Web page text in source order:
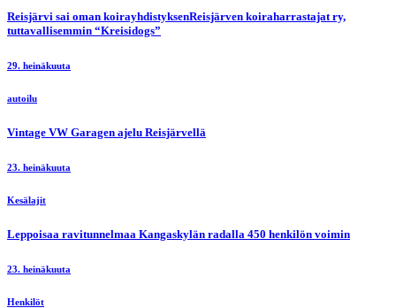
Reisjärvi sai oman koirayhdistyksenReisjärven koiraharrastajat ry,
tuttavallisemmin “Kreisidogs”
29. heinäkuuta
autoilu
Vintage VW Garagen ajelu Reisjärvellä
23. heinäkuuta
Kesälajit
Leppoisaa ravitunnelmaa Kangaskylän radalla 450 henkilön voimin
23. heinäkuuta
Henkilöt